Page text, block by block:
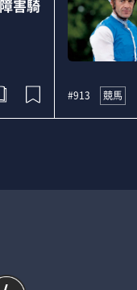
害騎
#913 競馬